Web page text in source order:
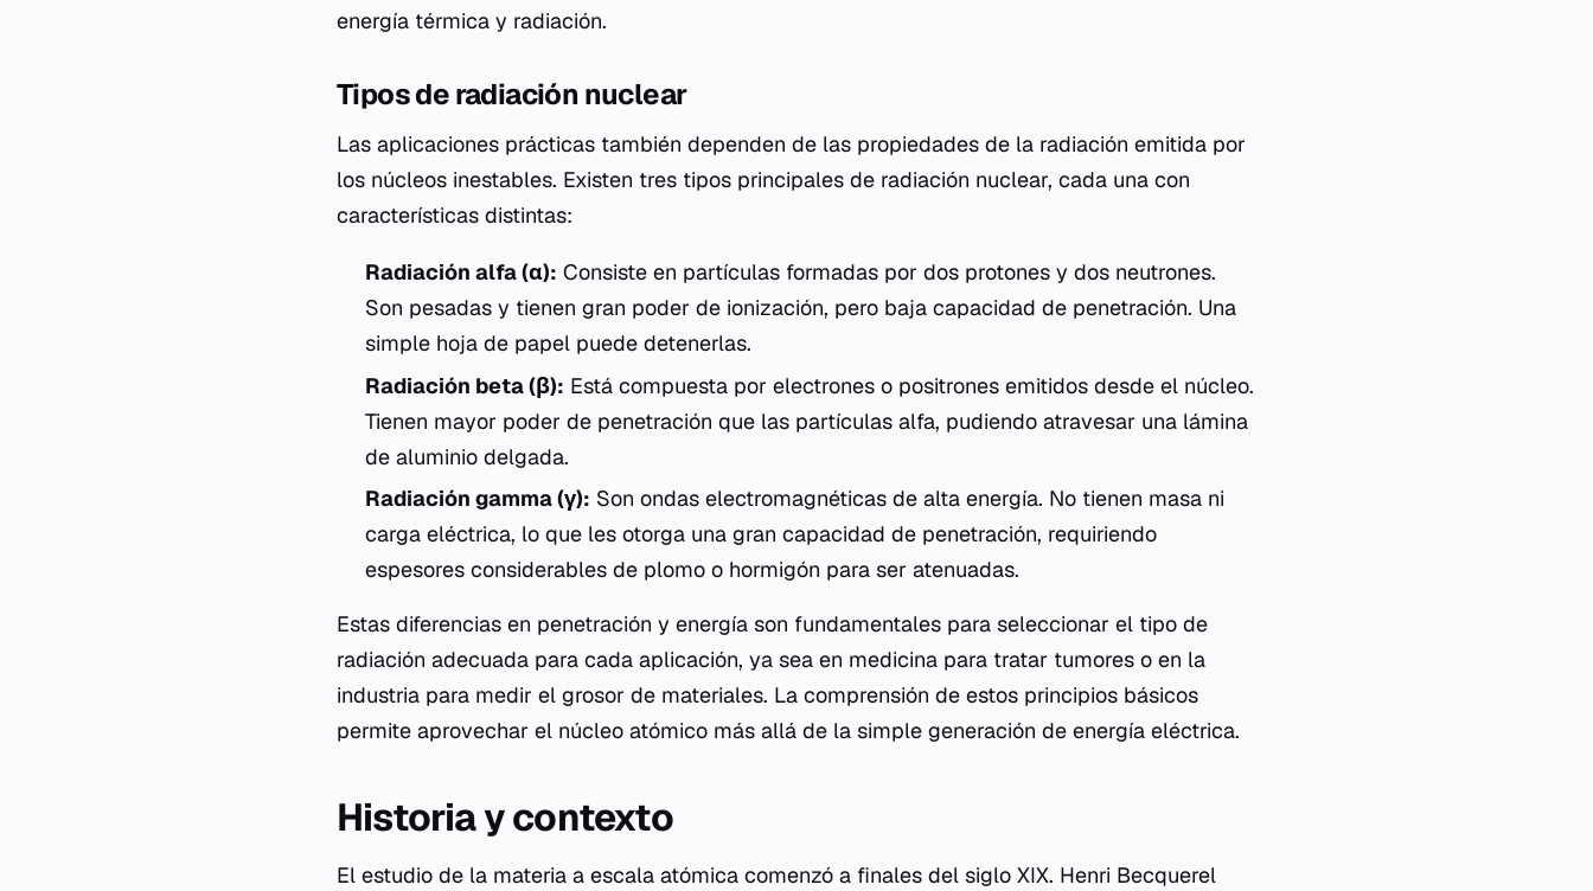
energía térmica y radiación.
Tipos de radiación nuclear
Las aplicaciones prácticas también dependen de las propiedades de la radiación emitida por
los núcleos inestables. Existen tres tipos principales de radiación nuclear, cada una con
características distintas:
Radiación alfa (α): Consiste en partículas formadas por dos protones y dos neutrones.
Son pesadas y tienen gran poder de ionización, pero baja capacidad de penetración. Una
simple hoja de papel puede detenerlas.
Radiación beta (β): Está compuesta por electrones o positrones emitidos desde el núcleo.
Tienen mayor poder de penetración que las partículas alfa, pudiendo atravesar una lámina
de aluminio delgada.
Radiación gamma (γ): Son ondas electromagnéticas de alta energía. No tienen masa ni
carga eléctrica, lo que les otorga una gran capacidad de penetración, requiriendo
espesores considerables de plomo o hormigón para ser atenuadas.
Estas diferencias en penetración y energía son fundamentales para seleccionar el tipo de
radiación adecuada para cada aplicación, ya sea en medicina para tratar tumores o en la
industria para medir el grosor de materiales. La comprensión de estos principios básicos
permite aprovechar el núcleo atómico más allá de la simple generación de energía eléctrica.
Historia y contexto
El estudio de la materia a escala atómica comenzó a finales del siglo XIX. Henri Becquerel